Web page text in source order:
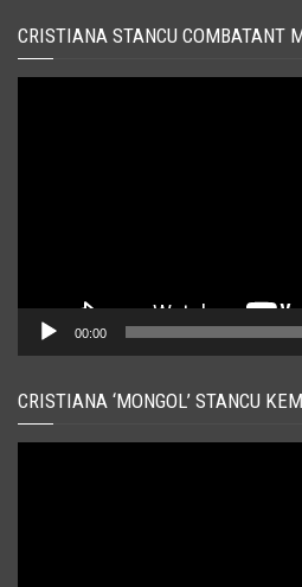
CRISTIANA STANCU COMBATANT
00:00
CRISTIANA ‘MONGOL’ STANCU